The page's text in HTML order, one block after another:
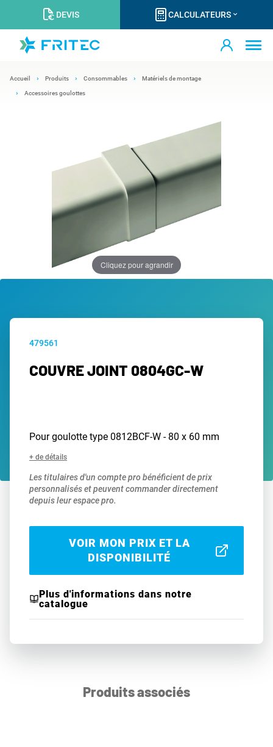
DEVIS CALCULATEURS
Accueil Produits Consommables Matériels de montage
Accessoires goulottes
Cliquez pour agrandir
479561
COUVRE JOINT 0804GC-W
Pour goulotte type 0812BCF-W - 80 x 60 mm
+ de détails
Les titulaires d'un compte pro bénéficient de prix
personnalisés et peuvent commander directement
depuis leur espace pro.
VOIR MON PRIX ET LA
DISPONIBILITÉ
Plus d'informations dans notre
catalogue
Produits associés